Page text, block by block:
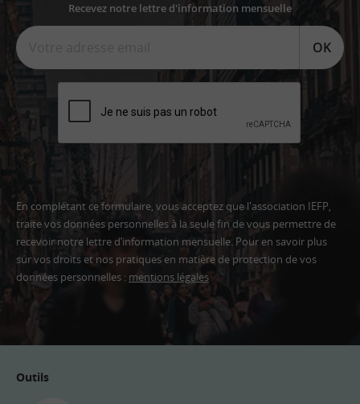
Recevez notre lettre d'information mensuelle
OK
En complétant ce formulaire, vous acceptez que l'association IEFP,
traite vos données personnelles à la seule fin de vous permettre de
recevoir notre lettre d’information mensuelle. Pour en savoir plus
sur vos droits et nos pratiques en matière de protection de vos
données personnelles : mentions légales
Outils